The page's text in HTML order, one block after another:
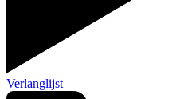
Verlanglijst